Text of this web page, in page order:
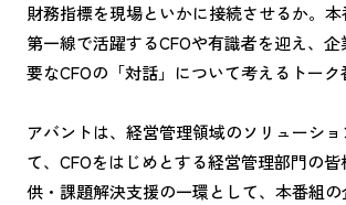
財務指標を現場といかに接続させるか。
第一線で活躍するCFOや有識者を迎え、
要なCFOの「対話」について考えるトーク
アバントは、経営管理領域のソリューシ
て、CFOをはじめとする経営管理部門の
供・課題解決支援の一環として、本番組